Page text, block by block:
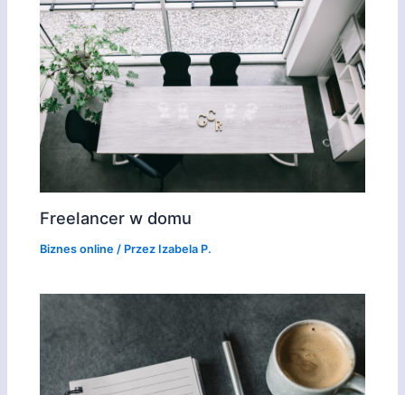
Freelancer w domu
Biznes online / Przez Izabela P.